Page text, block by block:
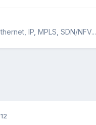
IP, MPLS, SDN/NFV...